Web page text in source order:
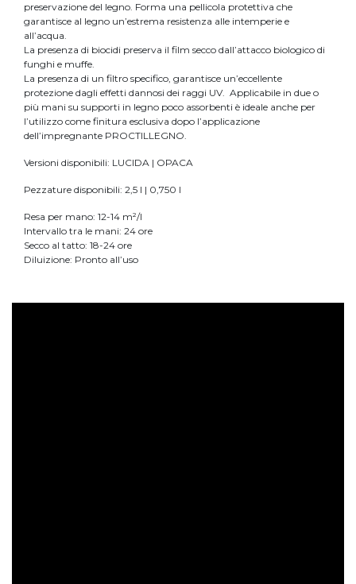
preservazione del legno. Forma una pellicola protettiva che
garantisce al legno un’estrema resistenza alle intemperie e
all’acqua.
La presenza di biocidi preserva il film secco dall’attacco biologico di
funghi e muffe.
La presenza di un filtro specifico, garantisce un’eccellente
protezione dagli effetti dannosi dei raggi UV. Applicabile in due o
più mani su supporti in legno poco assorbenti è ideale anche per
l’utilizzo come finitura esclusiva dopo l’applicazione
dell’impregnante PROCTILLEGNO.
Versioni disponibili: LUCIDA | OPACA
Pezzature disponibili: 2,5 l | 0,750 l
Resa per mano: 12-14 m²/l
Intervallo tra le mani: 24 ore
Secco al tatto: 18-24 ore
Diluizione: Pronto all’uso